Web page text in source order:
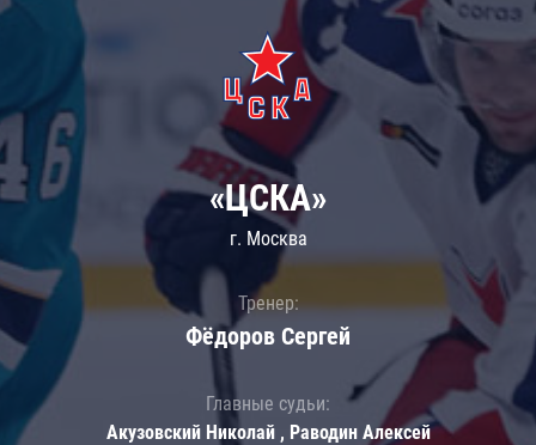
«ЦСКА»
г. Москва
Тренер:
Фёдоров Сергей
Главные судьи:
Акузовский Николай , Раводин Алексей